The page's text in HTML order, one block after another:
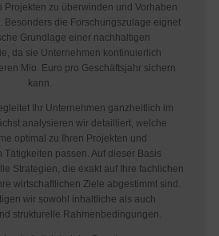
Projekten zu überwinden und Vorhaben
Besonders die Forschungszulage eignet
Grundlage einer nachhaltigen
da sie Unternehmen kontinuierlich
Mio. Euro pro Geschäftsjahr sichern
kann.
Ihr Unternehmen ganzheitlich im
analysieren wir detailliert, welche
optimal zu Ihren Projekten und
Tätigkeiten passen. Auf dieser Basis
Strategien, die exakt auf Ihre fachlichen
wirtschaftlichen Ziele abgestimmt sind.
wir sowohl inhaltliche als auch
strukturelle Rahmenbedingungen.